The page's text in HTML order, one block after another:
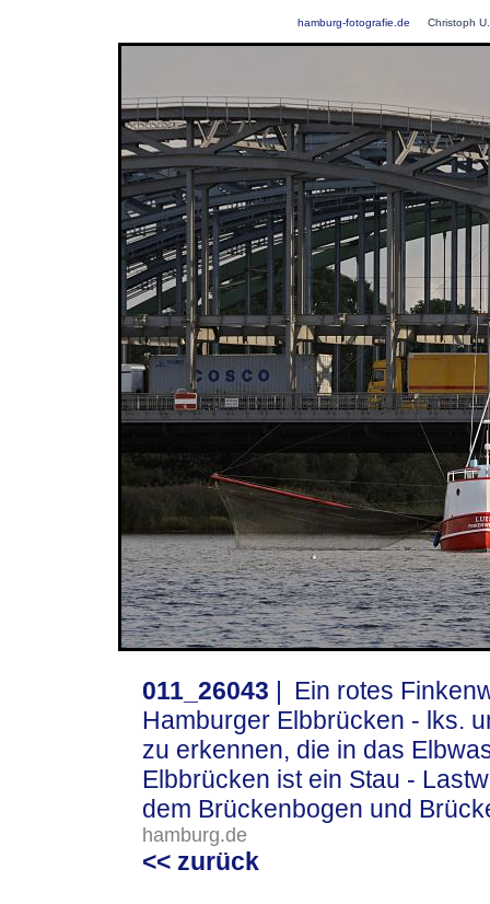
hamburg-fotografie.de Christoph
011_26043 | Ein rotes
Hamburger Elbbrücken - lks.
zu erkennen, die in das
Elbbrücken ist ein Stau -
dem Brückenbogen und
hamburg.de
<< zurück